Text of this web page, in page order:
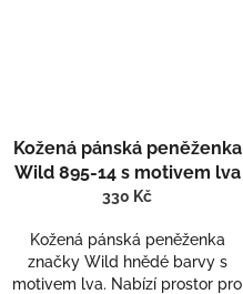
Kožená pánská peněženka
Wild 895-14 s motivem lva
330 Kč
Kožená pánská peněženka
značky Wild hnědé barvy s
motivem lva. Nabízí prostor pro